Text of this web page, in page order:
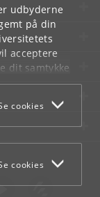
udbyderne
på din
acceptere
dit samtykke
finder i
cookies
cookies